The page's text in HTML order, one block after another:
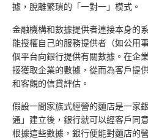
據，脫離繁瑣的「一對一」模式。
金融機構和數據提供者連接本身的
能授權自己的服務提供者（如公用
個平台向銀行提供有關數據。在企
接獲取企業的數據，從而為客戶提
和客觀的信貸評估。
假設一間家族式經營的麵店是一家
通」建立後，銀行就可以經客戶同
根據這些數據，銀行便能對麵店的